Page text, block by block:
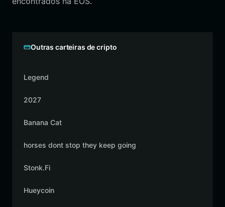
Outras carteiras de cripto
Legend
2027
Banana Cat
horses dont stop they keep going
Stonk.Fi
Hueycoin